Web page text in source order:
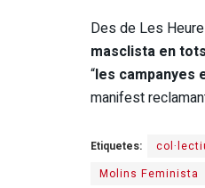
Des de Les
masclista en
“les campanyes
manifest
Etiquetes:
Molins Feminista